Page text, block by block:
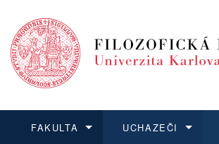
FAKULTA UCHAZEČI